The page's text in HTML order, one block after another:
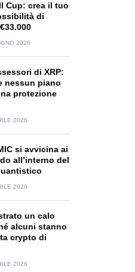
Cup: crea il tuo
di
2026
di XRP:
nessun piano
protezione
2026
si avvicina ai
all’interno del
2026
un calo
alcuni stanno
crypto di
2026